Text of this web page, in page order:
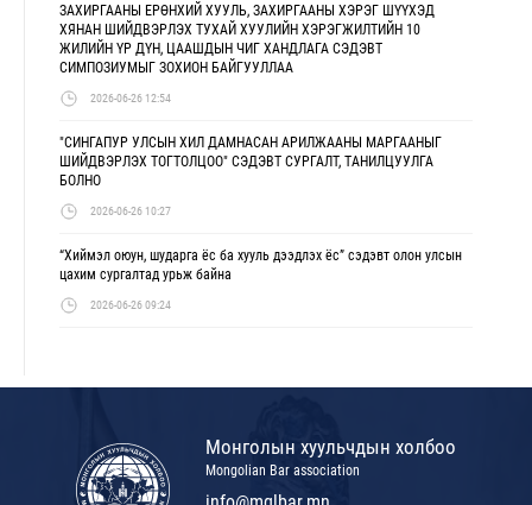
ЗАХИРГААНЫ ЕРӨНХИЙ ХУУЛЬ, ЗАХИРГААНЫ ХЭРЭГ ШҮҮХЭД
ХЯНАН ШИЙДВЭРЛЭХ ТУХАЙ ХУУЛИЙН ХЭРЭГЖИЛТИЙН 10
ЖИЛИЙН ҮР ДҮН, ЦААШДЫН ЧИГ ХАНДЛАГА СЭДЭВТ
СИМПОЗИУМЫГ ЗОХИОН БАЙГУУЛЛАА
2026-06-26 12:54
"СИНГАПУР УЛСЫН ХИЛ ДАМНАСАН АРИЛЖААНЫ МАРГААНЫГ
ШИЙДВЭРЛЭХ ТОГТОЛЦОО" СЭДЭВТ СУРГАЛТ, ТАНИЛЦУУЛГА
БОЛНО
2026-06-26 10:27
“Хиймэл оюун, шударга ёс ба хууль дээдлэх ёс” сэдэвт олон улсын
цахим сургалтад урьж байна
2026-06-26 09:24
Монголын хуульчдын холбоо
Mongolian Bar association